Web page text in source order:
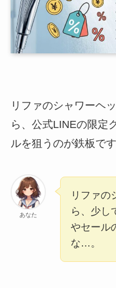
リファのシャワーヘ
ら、公式LINEの限定
ルを狙うのが鉄板です
あなた
リファの
ら、少し
やセール
な…。